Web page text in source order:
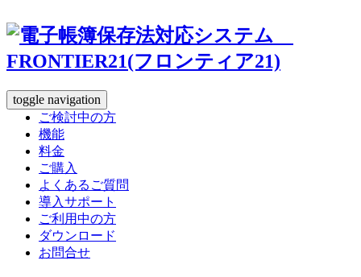
toggle navigation
ご検討中の方
機能
料金
ご購入
よくあるご質問
導入サポート
ご利用中の方
ダウンロード
お問合せ